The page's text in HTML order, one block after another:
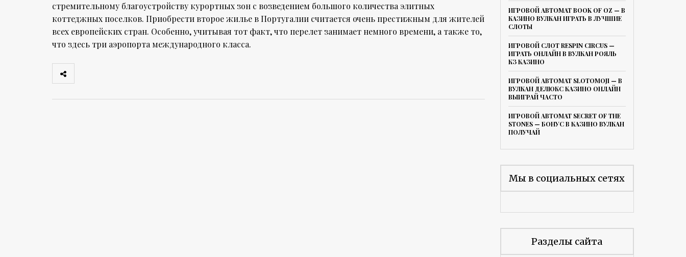
стремительному благоустройству курортных зон с возведением большого количества элитных
коттеджных поселков. Приобрести второе жилье в Португалии считается очень престижным для жителей
всех европейских стран. Особенно, учитывая тот факт, что перелет занимает немного времени, а также то,
что здесь три аэропорта международного класса.
ИГРОВОЙ АВТОМАТ BOOK OF OZ — В
КАЗИНО ВУЛКАН ИГРАТЬ В ЛУЧШИЕ
СЛОТЫ
ИГРОВОЙ СЛОТ RESPIN CIRCUS —
ИГРАТЬ ОНЛАЙН В ВУЛКАН РОЯЛЬ
КЗ КАЗИНО
ИГРОВОЙ АВТОМАТ SLOTOMOJI — В
ВУЛКАН ДЕЛЮКС КАЗИНО ОНЛАЙН
ВЫИГРАЙ ЧАСТО
ИГРОВОЙ АВТОМАТ SECRET OF THE
STONES — БОНУС В КАЗИНО ВУЛКАН
ПОЛУЧАЙ
Мы в социальных сетях
Разделы сайта